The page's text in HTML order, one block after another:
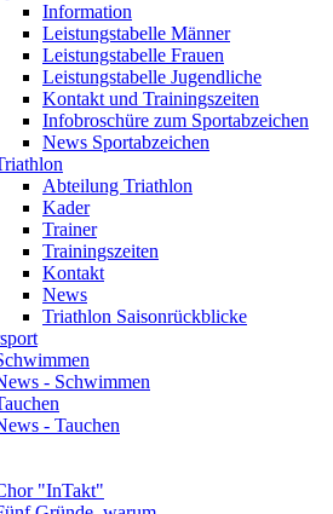
Information
Leistungstabelle Männer
Leistungstabelle Frauen
Leistungstabelle Jugendliche
Kontakt und Trainingszeiten
Infobroschüre zum Sportabzeichen
News Sportabzeichen
Abteilung Triathlon
Kader
Trainer
Trainingszeiten
Kontakt
News
Triathlon Saisonrückblicke
- Schwimmen
- Tauchen
"InTakt"